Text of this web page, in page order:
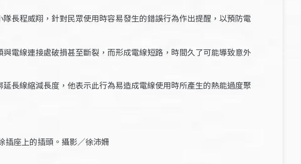
長程威翔，針對民眾使用時容易發生的錯誤行為作出提醒，以預防電
電線連接處破損甚至斷裂，而形成電線短路，時間久了可能導致意外
長線縮減長度，他表示此行為易造成電線使用時所產生的熱能過度聚
插座上的插頭。攝影／徐沛姍